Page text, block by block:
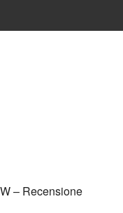
– Recensione